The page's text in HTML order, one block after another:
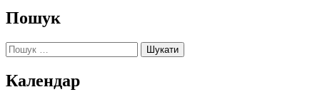
Пошук
Пошук:
Календар